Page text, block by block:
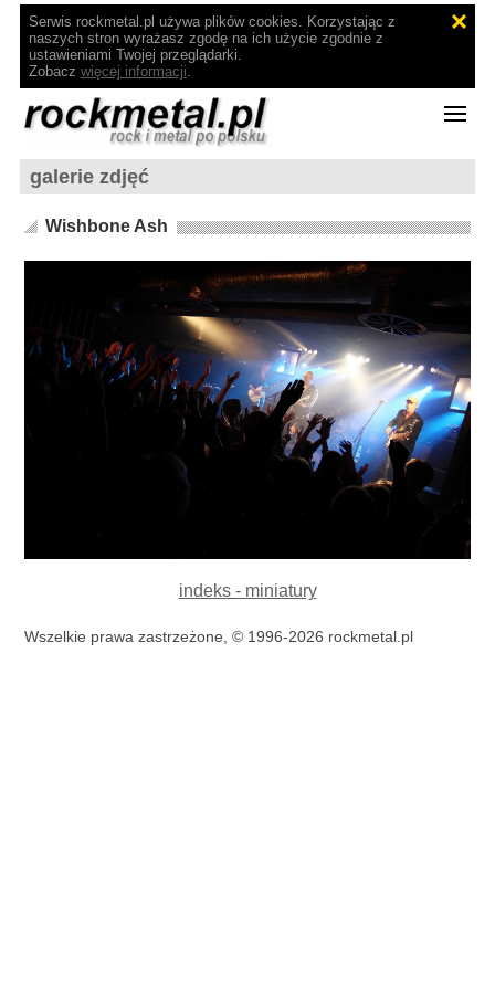
Serwis rockmetal.pl używa plików cookies. Korzystając z
naszych stron wyrażasz zgodę na ich użycie zgodnie z
ustawieniami Twojej przeglądarki.
Zobacz więcej informacji.
galerie zdjęć
Wishbone Ash
indeks - miniatury
Wszelkie prawa zastrzeżone, © 1996-2026 rockmetal.pl